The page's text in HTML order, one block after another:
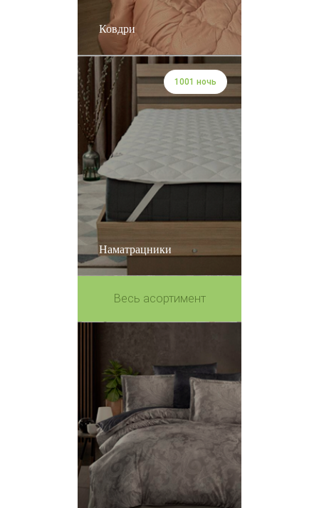
Ковдри
Наматрацники
1001 ночь
Весь асортимент